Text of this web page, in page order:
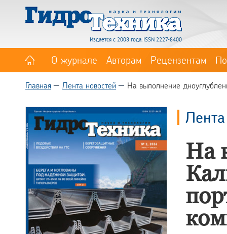
Издается с 2008 года. ISSN 2227-8400
О журнале Авторам Рецензентам
Главная Лента новостей На выполнение
На